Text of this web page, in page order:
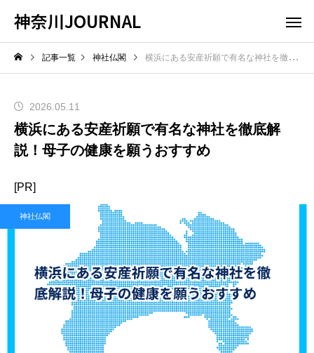
神奈川JOURNAL
記事一覧 神社仏閣 横浜にある安産祈願で有名な神社を徹底解説！母子の健康を願うおすすめ
2026.05.11
横浜にある安産祈願で有名な神社を徹底解
説！母子の健康を願うおすすめ
[PR]
神社仏閣